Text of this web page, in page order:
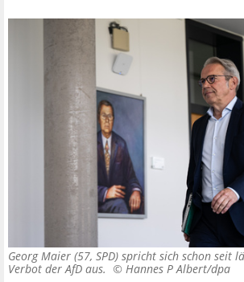
Georg Maier (57, SPD) spricht sich schon seit
Verbot der AfD aus. © Hannes P Albert/dpa